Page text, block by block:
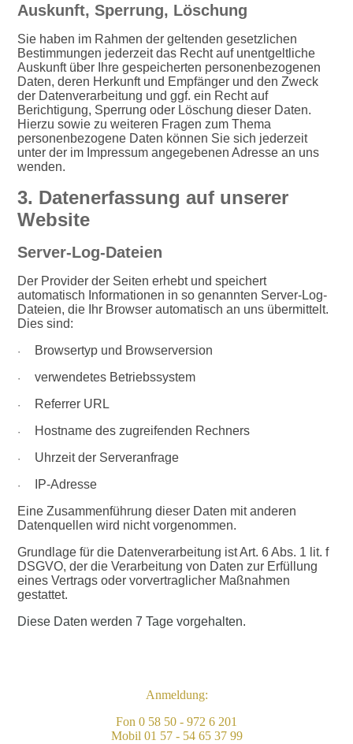
Auskunft, Sperrung, Löschung
Sie haben im Rahmen der geltenden gesetzlichen
Bestimmungen jederzeit das Recht auf unentgeltliche
Auskunft über Ihre gespeicherten personenbezogenen
Daten, deren Herkunft und Empfänger und den Zweck
der Datenverarbeitung und ggf. ein Recht auf
Berichtigung, Sperrung oder Löschung dieser Daten.
Hierzu sowie zu weiteren Fragen zum Thema
personenbezogene Daten können Sie sich jederzeit
unter der im Impressum angegebenen Adresse an uns
wenden.
3. Datenerfassung auf unserer
Website
Server-Log-Dateien
Der Provider der Seiten erhebt und speichert
automatisch Informationen in so genannten Server-Log-
Dateien, die Ihr Browser automatisch an uns übermittelt.
Dies sind:
· Browsertyp und Browserversion
· verwendetes Betriebssystem
· Referrer URL
· Hostname des zugreifenden Rechners
· Uhrzeit der Serveranfrage
·
IP-Adresse
Eine Zusammenführung dieser Daten mit anderen
Datenquellen wird nicht vorgenommen.
Grundlage für die Datenverarbeitung ist Art. 6 Abs. 1 lit. f
DSGVO, der die Verarbeitung von Daten zur Erfüllung
eines Vertrags oder vorvertraglicher Maßnahmen
gestattet.
Diese Daten werden 7 Tage vorgehalten.
Anmeldung:
Fon 0 58 50 - 972 6 201
Mobil 01 57 - 54 65 37 99